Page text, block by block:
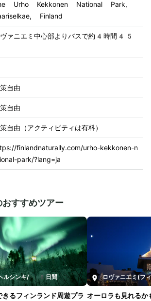
Urho Kekkonen National Park,
Finland
ヴァニエミ中心部よりバスで約4時間45
自由
自由
自由（アクティビティは有料）
finlandnaturally.com/urho-kekkonen-n
park/?lang=ja
おすすめツアー
ルシンキ/ 8日間
るフィンランド周遊プラ
ロヴァニエミ(フ
オーロラも見れるか